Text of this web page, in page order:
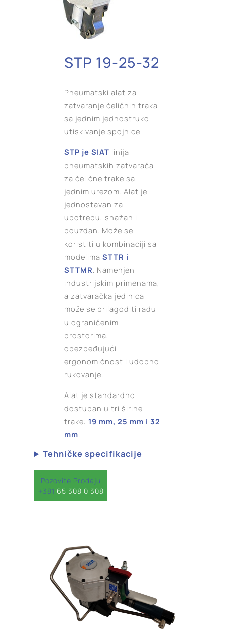
STP 19-25-32
Pneumatski alat za
zatvaranje čeličnih traka
sa jednim jednostruko
utiskivanje spojnice
STP je SIAT linija
pneumatskih zatvarača
za čelične trake sa
jednim urezom. Alat je
jednostavan za
upotrebu, snažan i
pouzdan. Može se
koristiti u kombinaciji sa
modelima STTR i
STTMR . Namenjen
industrijskim primenama,
a zatvaračka jedinica
može se prilagoditi radu
u ograničenim
prostorima,
obezbeđujući
ergonomičnost i udobno
rukovanje.
Alat je standardno
dostupan u tri širine
trake: 19 mm, 25 mm i 32
mm
Tehničke specifikacije
Pozovite Prodaju
+381 65 308 0 308